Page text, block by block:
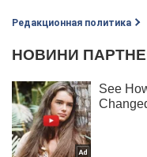
Редакционная политика